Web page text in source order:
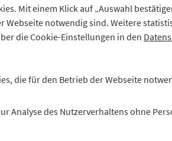
Mit einem Klick auf „Auswahl
Webseite notwendig sind. Weitere
die Cookie-Einstellungen in den
die für den Betrieb der Webseite
Analyse des Nutzerverhaltens ohne